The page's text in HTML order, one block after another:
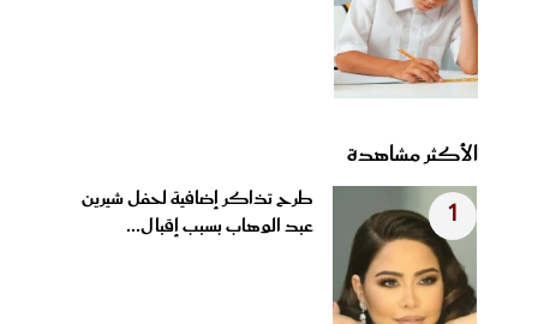
الأكثر مشاهدة
1
طرح تذاكر إضافية لحفل شيرين
عبد الوهاب بسبب إقبال...